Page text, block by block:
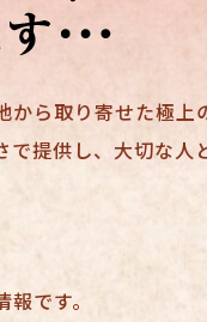
ら取り寄せた極
提供し、大切な
です。